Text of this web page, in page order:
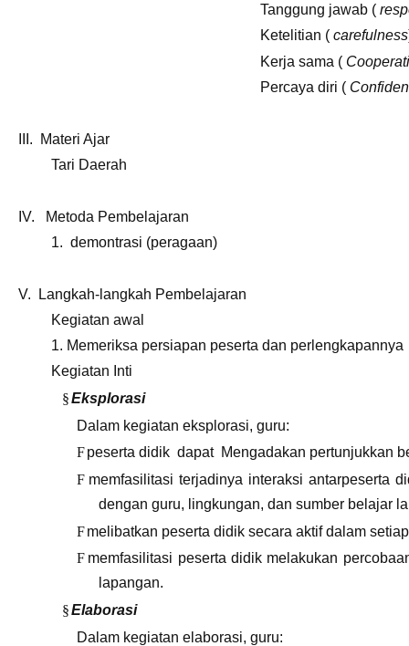
Tanggung jawab (
Ketelitian ( carefulness
Kerja sama (
Percaya diri (
III. Materi Ajar
Tari Daerah
IV. Metoda Pembelajaran
1. demontrasi (peragaan)
V. Langkah-langkah Pembelajaran
Kegiatan awal
1. Memeriksa persiapan peserta dan perlengkapannya
Kegiatan Inti
§Eksplorasi
Dalam kegiatan eksplorasi, guru:
Fpeserta didik dapat Mengadakan pertunjukkan
F memfasilitasi terjadinya interaksi antarpeserta
dengan guru, lingkungan, dan sumber belajar
Fmelibatkan peserta didik secara aktif dalam
F memfasilitasi peserta didik melakukan
lapangan.
§Elaborasi
Dalam kegiatan elaborasi, guru: